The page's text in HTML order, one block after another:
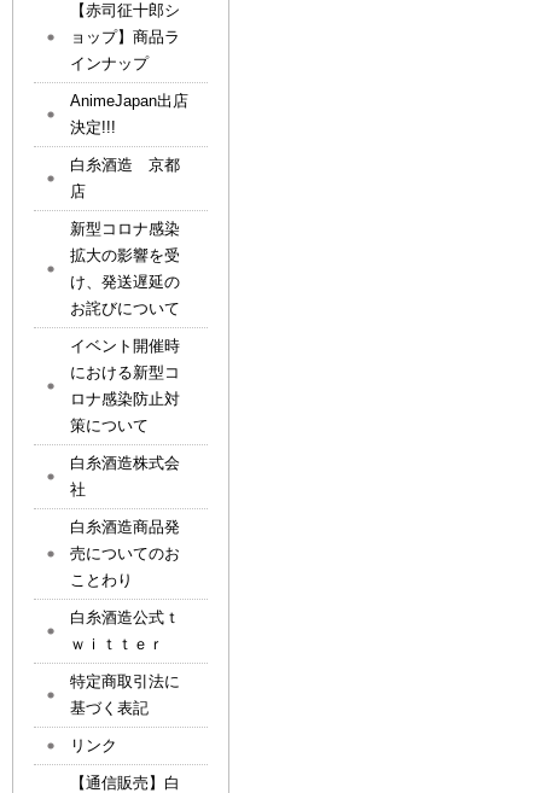
【赤司征十郎シ
ョップ】商品ラ
インナップ
AnimeJapan出店
決定!!!
白糸酒造 京都
店
新型コロナ感染
拡大の影響を受
け、発送遅延の
お詫びについて
イベント開催時
における新型コ
ロナ感染防止対
策について
白糸酒造株式会
社
白糸酒造商品発
売についてのお
ことわり
白糸酒造公式ｔ
ｗｉｔｔｅｒ
特定商取引法に
基づく表記
リンク
【通信販売】白